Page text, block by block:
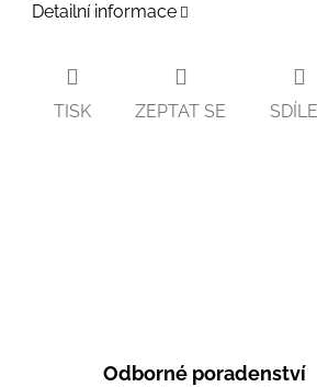
Detailní informace
TISK ZEPTAT SE
Odborné poradenství